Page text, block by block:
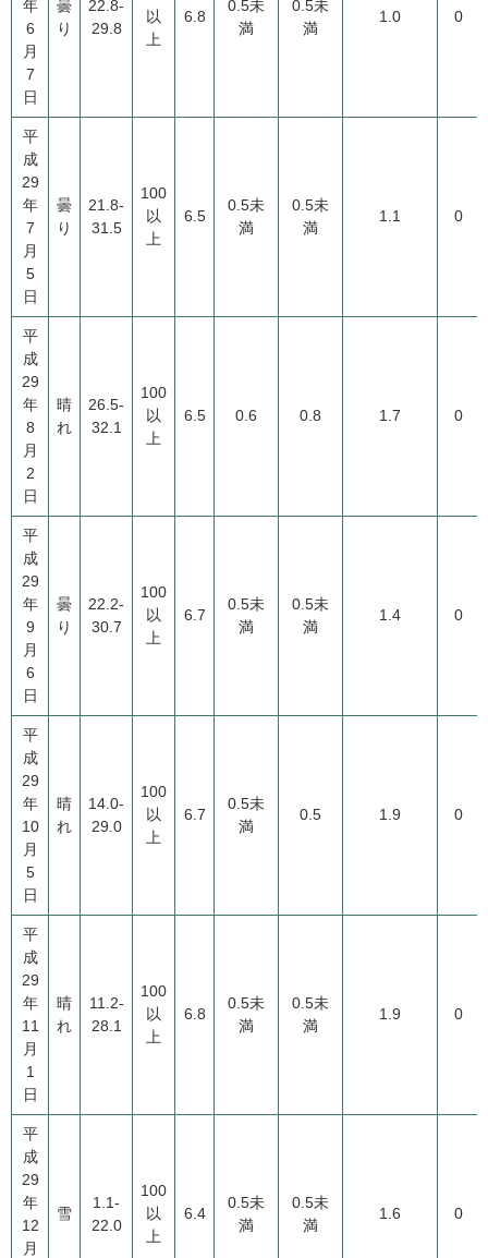
年
6
月
7
日
曇
り
22.8-
29.8
以
上
6.8
0.5未
満
0.5未
満
1.0 0
平
成
29
年
7
月
5
日
曇
り
21.8-
31.5
100
以
上
6.5
0.5未
満
0.5未
満
1.1 0
平
成
29
年
8
月
2
日
晴
れ
26.5-
32.1
100
以
上
6.5 0.6 0.8 1.7 0
平
成
29
年
9
月
6
日
曇
り
22.2-
30.7
100
以
上
6.7
0.5未
満
0.5未
満
1.4 0
平
成
29
年
10
月
5
日
晴
れ
14.0-
29.0
100
以
上
6.7
0.5未
満
0.5 1.9 0
平
成
29
年
11
月
1
日
晴
れ
11.2-
28.1
100
以
上
6.8
0.5未
満
0.5未
満
1.9 0
平
成
29
年
12
月
雪
1.1-
22.0
100
以
上
6.4
0.5未
満
0.5未
満
1.6 0